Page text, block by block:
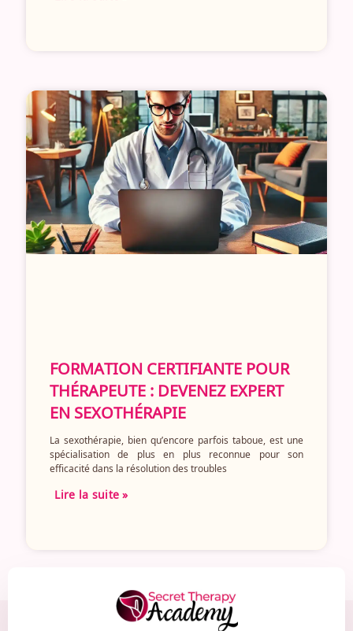
FORMATION CERTIFIANTE POUR
THÉRAPEUTE : DEVENEZ EXPERT
EN SEXOTHÉRAPIE
La sexothérapie, bien qu’encore parfois taboue, est une
spécialisation de plus en plus reconnue pour son
efficacité dans la résolution des troubles
Lire la suite »